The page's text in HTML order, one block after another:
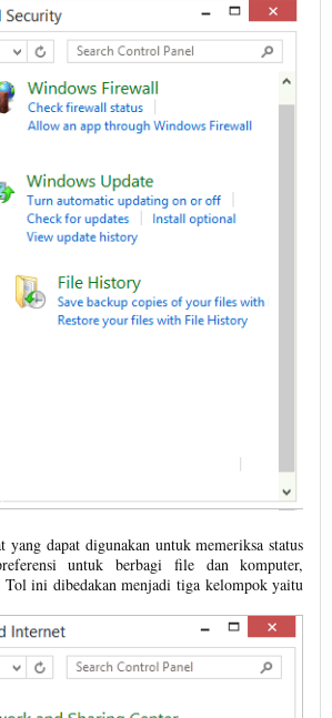
dapat digunakan untuk memeriksa status
untuk berbagi file dan komputer,
ini dibedakan menjadi tiga kelompok yaitu